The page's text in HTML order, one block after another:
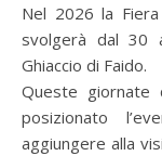
Nel 2026 la
svolgerà dal 30
Ghiaccio di Faido.
Queste giornate
posizionato
aggiungere alla